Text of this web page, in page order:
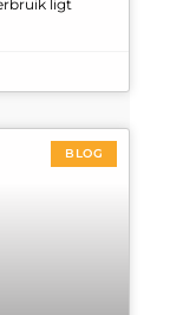
ligt
BLOG